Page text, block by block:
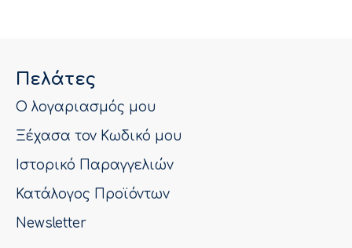
Πελάτες
Ο λογαριασμός μου
Ξέχασα τον Κωδικό μου
Ιστορικό Παραγγελιών
Κατάλογος Προϊόντων
Newsletter